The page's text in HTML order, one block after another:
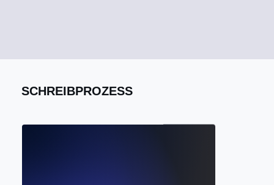
SCHREIBPROZESS